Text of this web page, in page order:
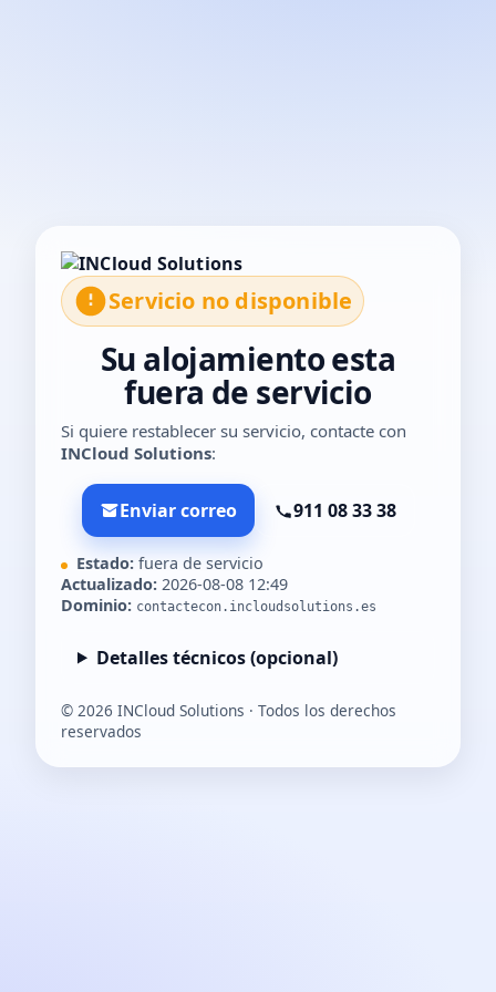
Servicio no disponible
Su alojamiento esta
fuera de servicio
Si quiere restablecer su servicio, contacte con
INCloud Solutions:
Enviar correo 911 08 33 38
Estado: fuera de servicio
Actualizado: 2026-08-08 12:49
Dominio: contactecon.incloudsolutions.es
Detalles técnicos (opcional)
© 2026 INCloud Solutions · Todos los derechos
reservados